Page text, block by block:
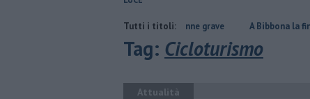
Tutti i titoli:
Cade dallo scooter, 55enne grave A Bibbona la finale regionale
Tag: Cicloturismo
Attualità